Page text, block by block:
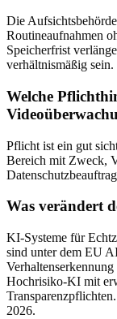
Die
Routineaufnahmen
Speicherfrist
verhältnismäßig sein.
Welche
Pflicht ist ein gut
Bereich mit Zweck,
Was verändert
KI-Systeme für
sind unter dem EU
Hochrisiko-KI mit
2026.